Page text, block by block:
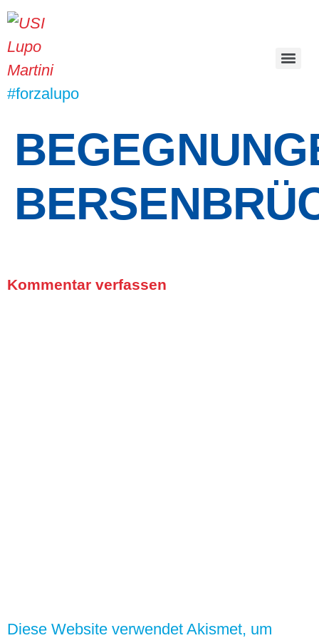
#forzalupo
Kommentar verfassen
Diese Website verwendet Akismet, um